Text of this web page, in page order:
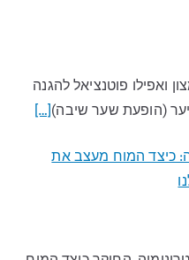
ואפילו פוטנציאל להגנה
(הופעת שער שיבה)[…]
כיצד המוח מעצב את